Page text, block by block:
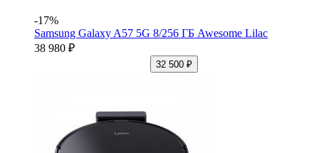
-17%
Samsung Galaxy A57 5G 8/256 ГБ Awesome Lilac
38 980 ₽
32 500 ₽